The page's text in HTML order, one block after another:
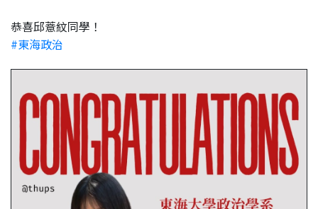
恭喜邱薏紋同學！
#東海政治